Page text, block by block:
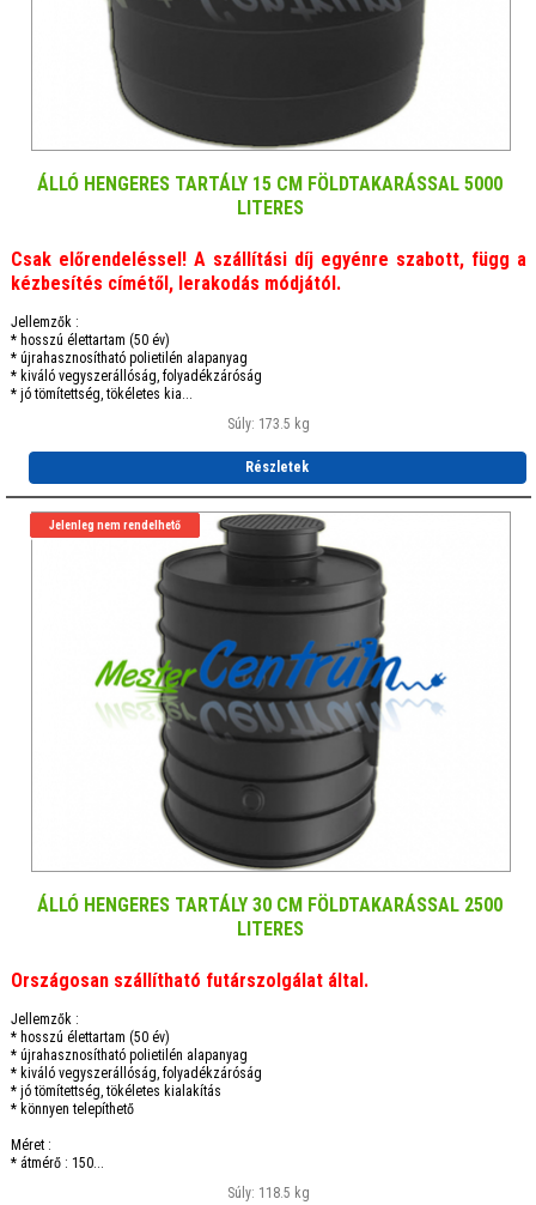
ÁLLÓ HENGERES TARTÁLY 15 CM FÖLDTAKARÁSSAL 5000
LITERES
Csak előrendeléssel! A szállítási díj egyénre szabott, függ a
kézbesítés címétől, lerakodás módjától.
Jellemzők :
* hosszú élettartam (50 év)
* újrahasznosítható polietilén alapanyag
* kiváló vegyszerállóság, folyadékzáróság
* jó tömítettség, tökéletes kia...
Súly: 173.5 kg
Részletek
Jelenleg nem rendelhető
ÁLLÓ HENGERES TARTÁLY 30 CM FÖLDTAKARÁSSAL 2500
LITERES
Országosan szállítható futárszolgálat által.
Jellemzők :
* hosszú élettartam (50 év)
* újrahasznosítható polietilén alapanyag
* kiváló vegyszerállóság, folyadékzáróság
* jó tömítettség, tökéletes kialakítás
* könnyen telepíthető
Méret :
* átmérő : 150...
Súly: 118.5 kg